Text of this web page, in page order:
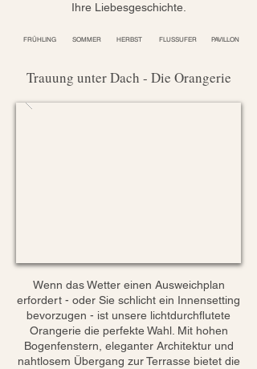
Ihre Liebesgeschichte.
FRÜHLING SOMMER HERBST FLUSSUFER PAVILLON
Trauung unter Dach - Die Orangerie
Wenn das Wetter einen Ausweichplan
erfordert - oder Sie schlicht ein Innensetting
bevorzugen - ist unsere lichtdurchflutete
Orangerie die perfekte Wahl. Mit hohen
Bogenfenstern, eleganter Architektur und
nahtlosem Übergang zur Terrasse bietet die